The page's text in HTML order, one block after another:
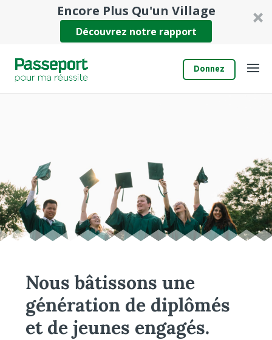
Encore Plus Qu'un Village
Découvrez notre rapport
Donnez
Nous bâtissons une
génération de diplômés
et de jeunes engagés.